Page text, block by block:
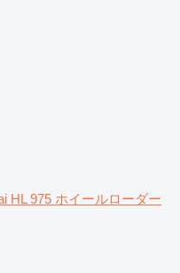
HL 975 ホイールローダー